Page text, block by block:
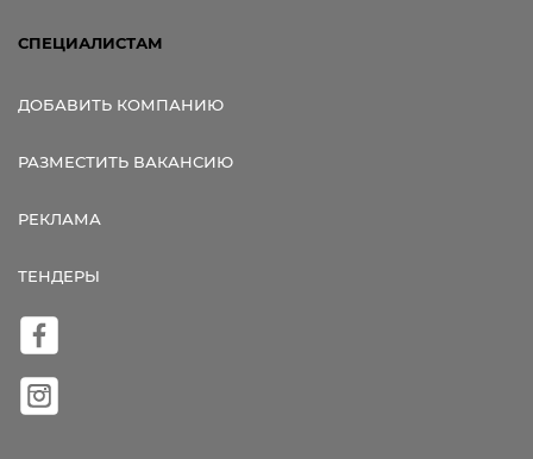
СПЕЦИАЛИСТАМ
ДОБАВИТЬ КОМПАНИЮ
РАЗМЕСТИТЬ ВАКАНСИЮ
РЕКЛАМА
ТЕНДЕРЫ